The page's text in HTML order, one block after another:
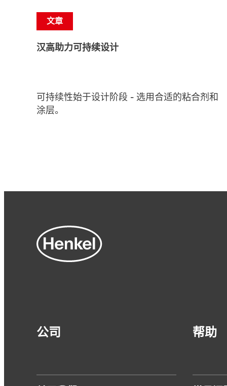
文章
汉高助力可持续设计
可持续性始于设计阶段 - 选用合适的粘合剂和
涂层。
公司 帮助